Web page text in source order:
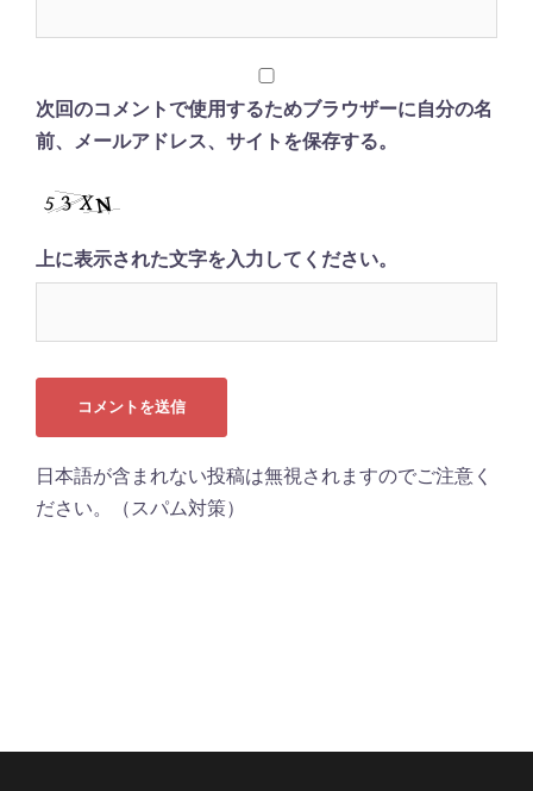
次回のコメントで使用するためブラウザーに自分の名
前、メールアドレス、サイトを保存する。
上に表示された文字を入力してください。
日本語が含まれない投稿は無視されますのでご注意く
ださい。（スパム対策）